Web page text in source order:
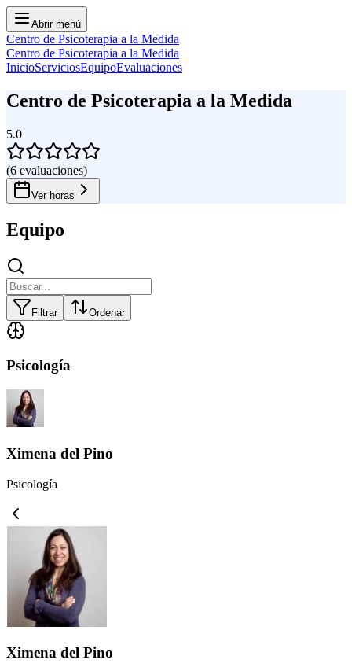
Abrir menú
Centro de Psicoterapia a la Medida
Centro de Psicoterapia a la Medida
InicioServiciosEquipoEvaluaciones
Centro de Psicoterapia a la Medida
5.0
(6 evaluaciones)
Ver horas
Equipo
Filtrar Ordenar
Psicología
Ximena del Pino
Psicología
Ximena del Pino